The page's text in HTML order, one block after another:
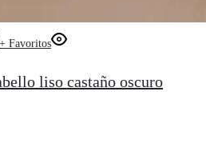
+ Favoritos
liso castaño oscuro